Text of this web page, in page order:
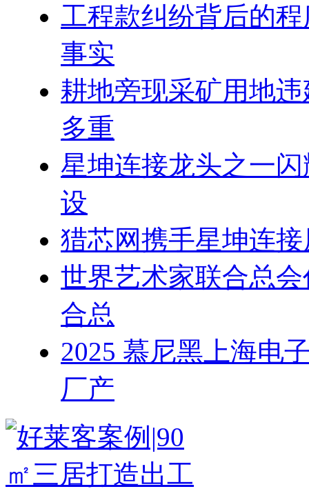
工程款纠纷背后的
事实
耕地旁现采矿用地
多重
星坤连接龙头之一
设
猎芯网携手星坤连
世界艺术家联合总
合总
2025 慕尼黑上海电
厂产